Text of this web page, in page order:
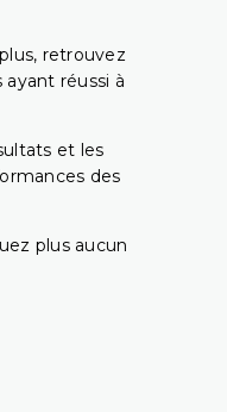
retrouvez
réussi à
et les
des
plus aucun